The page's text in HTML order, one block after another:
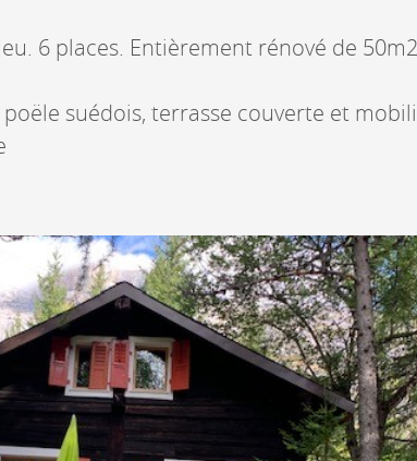
Hébergement
6 places. Entièrement rénové de
suédois, terrasse couverte et